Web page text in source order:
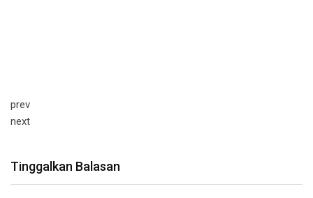
prev
next
Tinggalkan Balasan